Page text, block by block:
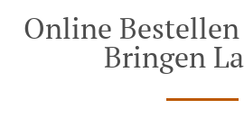
Online Bestellen
Bringen